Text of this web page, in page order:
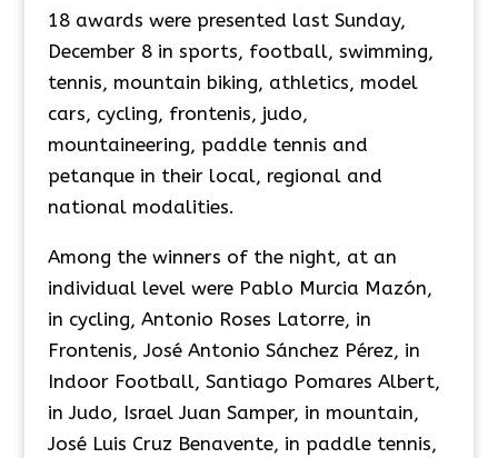
18 awards were presented last Sunday,
December 8 in sports, football, swimming,
tennis, mountain biking, athletics, model
cars, cycling, frontenis, judo,
mountaineering, paddle tennis and
petanque in their local, regional and
national modalities.
Among the winners of the night, at an
individual level were Pablo Murcia Mazón,
in cycling, Antonio Roses Latorre, in
Frontenis, José Antonio Sánchez Pérez, in
Indoor Football, Santiago Pomares Albert,
in Judo, Israel Juan Samper, in mountain,
José Luis Cruz Benavente, in paddle tennis,